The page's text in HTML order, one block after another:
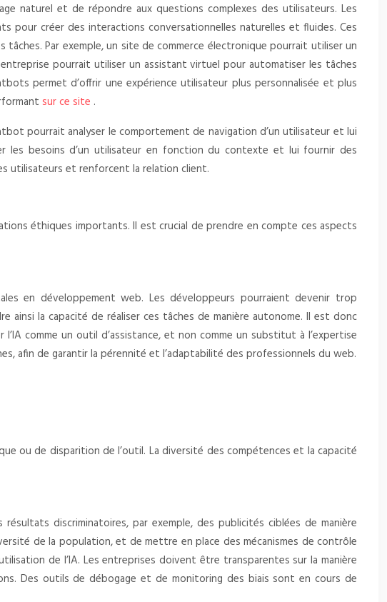
naturel et de répondre aux questions complexes des utilisateurs. Les
pour créer des interactions conversationnelles naturelles et fluides. Ces
Par exemple, un site de commerce électronique pourrait utiliser un
pourrait utiliser un assistant virtuel pour automatiser les tâches
permet d’offrir une expérience utilisateur plus personnalisée et plus
sur ce site .
pourrait analyser le comportement de navigation d’un utilisateur et lui
les besoins d’un utilisateur en fonction du contexte et lui fournir des
utilisateurs et renforcent la relation client.
éthiques importants. Il est crucial de prendre en compte ces aspects
en développement web. Les développeurs pourraient devenir trop
la capacité de réaliser ces tâches de manière autonome. Il est donc
comme un outil d’assistance, et non comme un substitut à l’expertise
afin de garantir la pérennité et l’adaptabilité des professionnels du web.
ou de disparition de l’outil. La diversité des compétences et la capacité
discriminatoires, par exemple, des publicités ciblées de manière
de la population, et de mettre en place des mécanismes de contrôle
de l’IA. Les entreprises doivent être transparentes sur la manière
Des outils de débogage et de monitoring des biais sont en cours de